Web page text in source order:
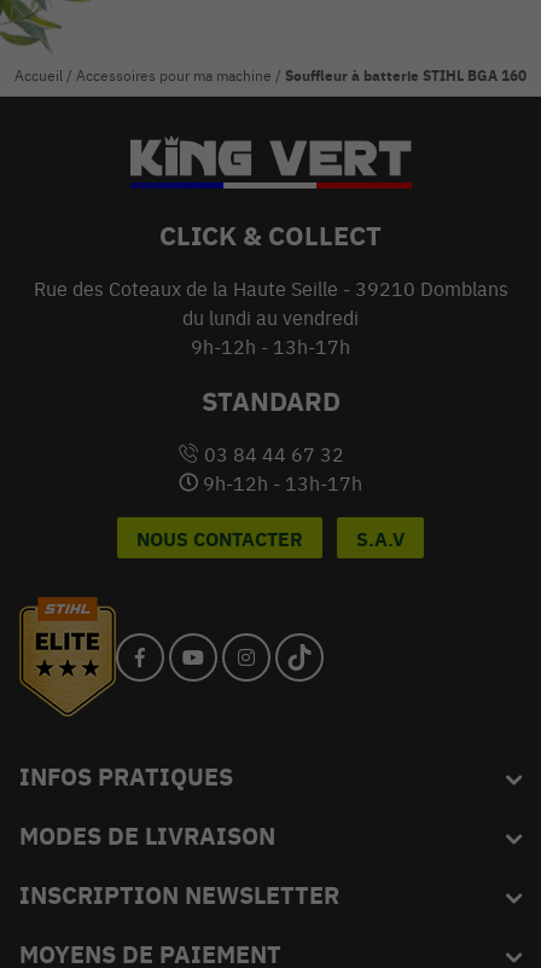
Accueil / Accessoires pour ma machine / Souffleur à batterie STIHL BGA 160
CLICK & COLLECT
Rue des Coteaux de la Haute Seille - 39210 Domblans
du lundi au vendredi
9h-12h - 13h-17h
STANDARD
03 84 44 67 32
9h-12h - 13h-17h
NOUS CONTACTER S.A.V
INFOS PRATIQUES
L'équipe du King
MODES DE LIVRAISON
INSCRIPTION NEWSLETTER
Abonnez-vous et recevez en exclusivité les bons plans de
MOYENS DE PAIEMENT